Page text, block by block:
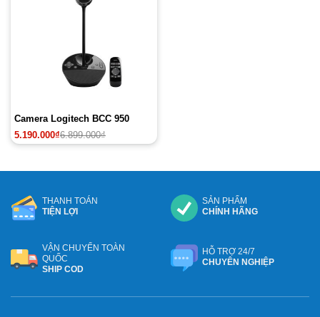
Camera Logitech BCC 950
6.899.000₫
Giá
gốc
5.190.000₫
Giá
hiện
THANH TOÁN
TIỆN LỢI
SẢN PHẨM
CHÍNH HÃNG
VẬN CHUYỂN TOÀN
QUỐC
SHIP COD
HỖ TRỢ 24/7
CHUYÊN NGHIỆP